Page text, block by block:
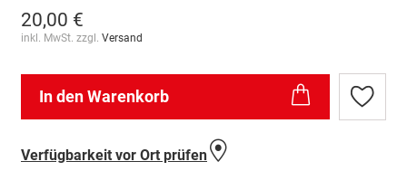
20,00 €
inkl. MwSt. zzgl. Versand
In den Warenkorb
Zur
Verfügbarkeit vor Ort prüfen